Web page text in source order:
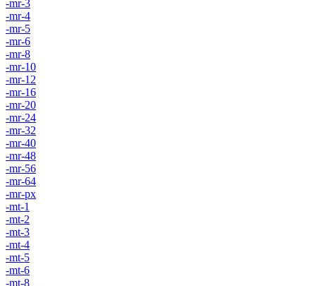
-mr-3
-mr-4
-mr-5
-mr-6
-mr-8
-mr-10
-mr-12
-mr-16
-mr-20
-mr-24
-mr-32
-mr-40
-mr-48
-mr-56
-mr-64
-mr-px
-mt-1
-mt-2
-mt-3
-mt-4
-mt-5
-mt-6
-mt-8